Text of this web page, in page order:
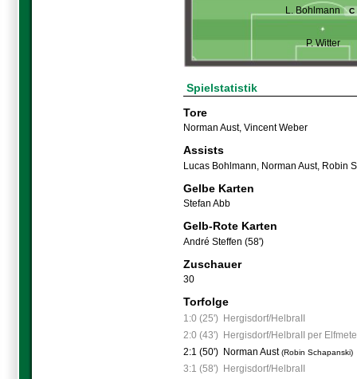
L. Bohlmann C
P. Witter
Spielstatistik
Tore
Norman Aust, Vincent Weber
Assists
Lucas Bohlmann Norman Aust, Robin
Gelbe Karten
Stefan Abb
Gelb-Rote Karten
André Steffen (58')
Zuschauer
30
Torfolge
1:0 (25') Hergisdorf/HelbraII
2:0 (43') Hergisdorf/HelbraII per
2:1 (50') Norman Aust(Robin Schapanski)
3:1 (58') Hergisdorf/HelbraII